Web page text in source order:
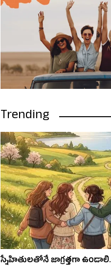
Trending
స్నేహితులతోనే జాగ్రత్తగా ఉండాలి.